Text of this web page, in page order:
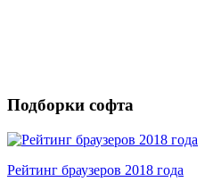
Подборки софта
Рейтинг браузеров 2018 года